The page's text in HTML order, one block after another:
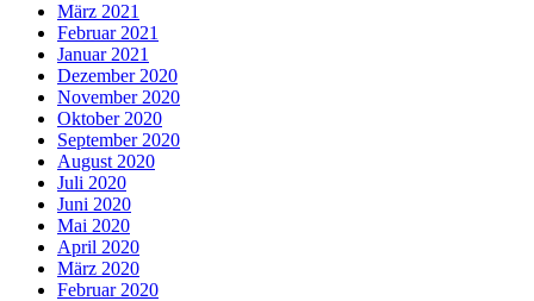
März 2021
Februar 2021
Januar 2021
Dezember 2020
November 2020
Oktober 2020
September 2020
August 2020
Juli 2020
Juni 2020
Mai 2020
April 2020
März 2020
Februar 2020